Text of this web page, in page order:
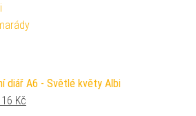
diář A6 - Světlé květy Albi
cena byla: 129 Kč.
Kč